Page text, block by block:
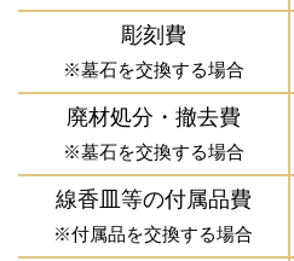
彫刻費
※墓石を交換する場合
廃材処分・撤去費
※墓石を交換する場合
線香皿等の付属品費
※付属品を交換する場合